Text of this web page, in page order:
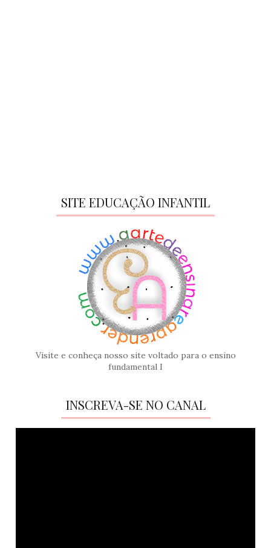
SITE EDUCAÇÃO INFANTIL
Visite e conheça nosso site voltado para o ensino
fundamental I
INSCREVA-SE NO CANAL